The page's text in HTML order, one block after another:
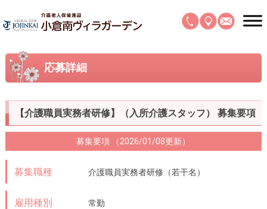
応募詳細
【介護職員実務者研修】（入所介護スタッフ） 募集要項
募集要項 （2026/01/08更新）
募集職種 介護職員実務者研修（若干名）
雇用種別 常勤